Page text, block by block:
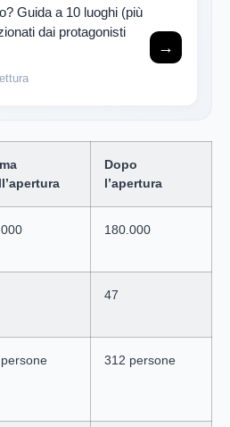
Guida a 10 luoghi (più
dai protagonisti
→
Dopo
l’apertura
180.000
47
312 persone